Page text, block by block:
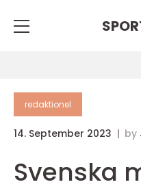
redaktionel
14. September 2023 by
Svenska